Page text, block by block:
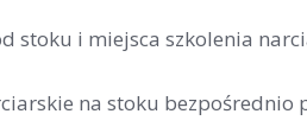
stoku i miejsca szkolenia
na stoku bezpośrednio